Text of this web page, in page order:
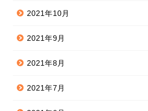
2021年10月
2021年9月
2021年8月
2021年7月